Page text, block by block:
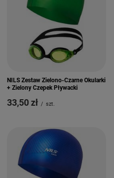
NILS Zestaw Zielono-Czarne Okularki
+ Zielony Czepek Pływacki
33,50 zł / szt.